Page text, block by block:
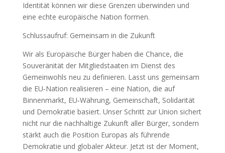
Identität können wir diese Grenzen überwinden und
eine echte europäische Nation formen.
Schlussaufruf: Gemeinsam in die Zukunft
Wir als Europäische Bürger haben die Chance, die
Souveränität der Mitgliedstaaten im Dienst des
Gemeinwohls neu zu definieren. Lasst uns gemeinsam
die EU‑Nation realisieren – eine Nation, die auf
Binnenmarkt, EU‑Währung, Gemeinschaft, Solidarität
und Demokratie basiert. Unser Schritt zur Union sichert
nicht nur die nachhaltige Zukunft aller Bürger, sondern
stärkt auch die Position Europas als führende
Demokratie und globaler Akteur. Jetzt ist der Moment,